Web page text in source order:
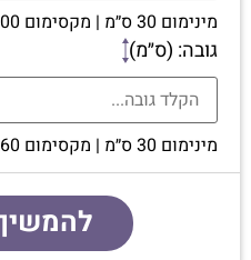
מינימום 30 ס״מ | מקסימום 200 ס״מ
גובה: (ס״מ)
מינימום 30 ס״מ | מקסימום 260 ס״מ